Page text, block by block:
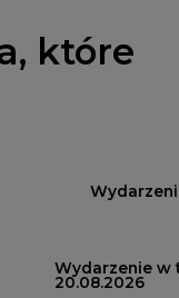
które
Wydarzenie w
20.08.2026